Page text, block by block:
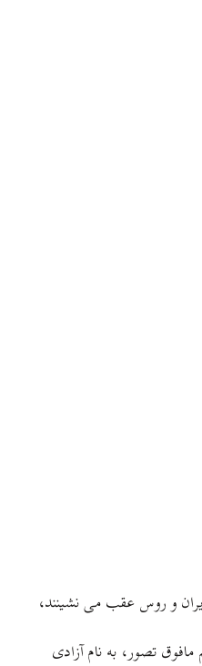
و روس عقب می نشینند،
تصور، به نام آزادی